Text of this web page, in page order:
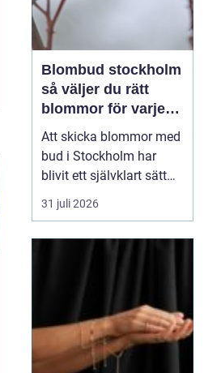
Blombud stockholm
så väljer du rätt
blommor för varje
tillfälle
Att skicka blommor med
bud i Stockholm har
blivit ett självklart sätt
att visa omtanke, fira
stora händelser eller
svårt att formulera i ord.
sekunder, oavsett om
mottagaren befinner sig
på konto...
31 juli 2026